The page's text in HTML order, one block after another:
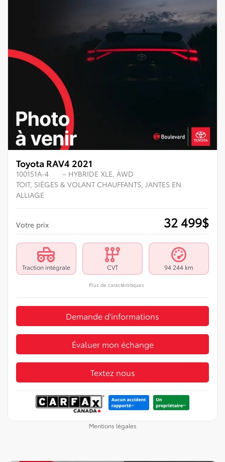
Toyota RAV4 2021
100151A-4
– HYBRIDE XLE, AWD
TOIT, SIÈGES & VOLANT CHAUFFANTS, JANTES EN
ALLIAGE
Votre prix 32 499$
Traction intégrale CVT 94 244 km
Plus de caractéristiques
Demande d'informations
Évaluer mon échange
Textez nous
Mentions légales